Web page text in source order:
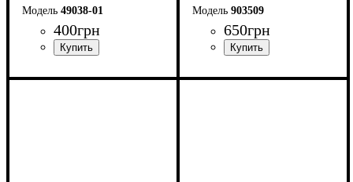
49038-01
400грн
903509
650грн
Унисекс